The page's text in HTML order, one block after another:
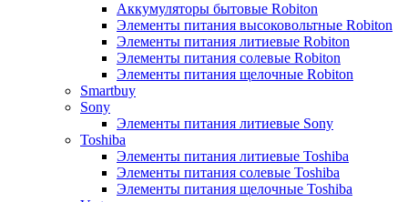
Аккумуляторы бытовые Robiton
Элементы питания высоковольтные Robiton
Элементы питания литиевые Robiton
Элементы питания солевые Robiton
Элементы питания щелочные Robiton
Smartbuy
Sony
Элементы питания литиевые Sony
Toshiba
Элементы питания литиевые Toshiba
Элементы питания солевые Toshiba
Элементы питания щелочные Toshiba